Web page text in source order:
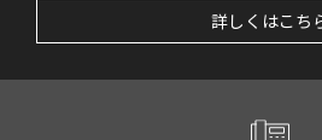
詳しくはこち